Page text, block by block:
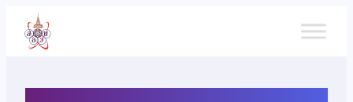
เนื้อหา